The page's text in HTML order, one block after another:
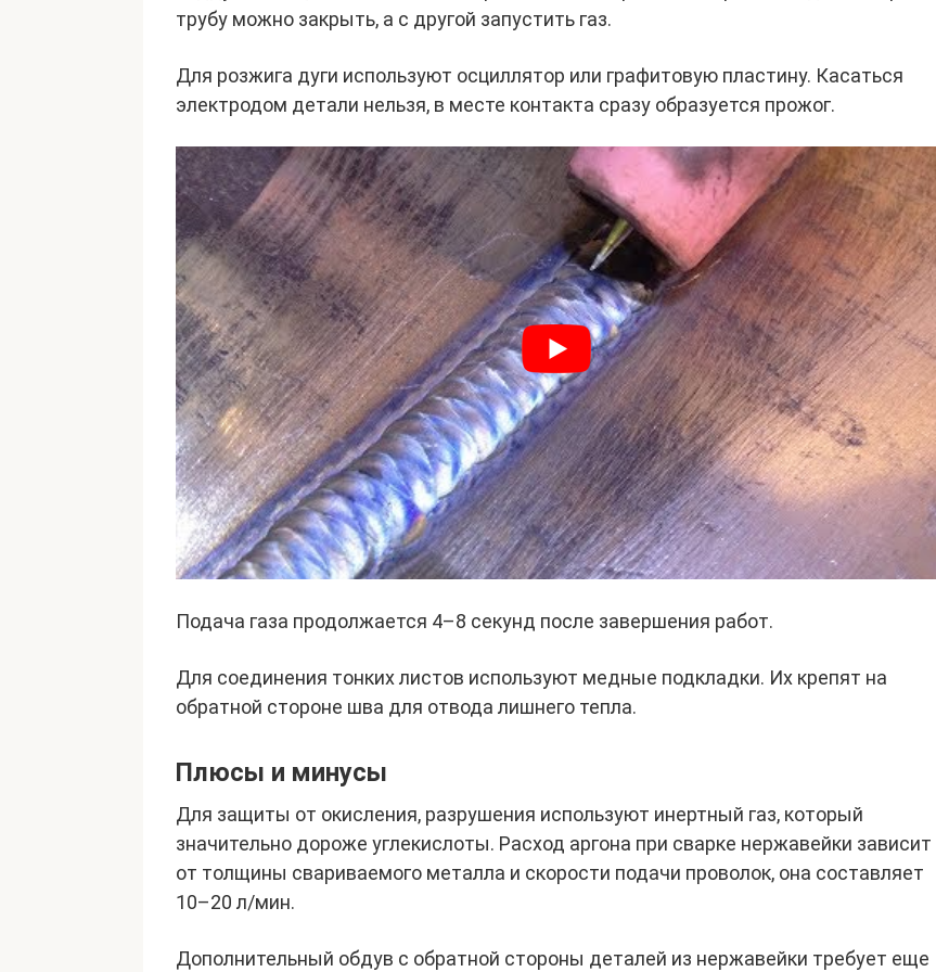
трубу можно закрыть, а с другой запустить газ.
Для розжига дуги используют осциллятор или графитовую пластину. Касаться
электродом детали нельзя, в месте контакта сразу образуется прожог.
Подача газа продолжается 4–8 секунд после завершения работ.
Для соединения тонких листов используют медные подкладки. Их крепят на
обратной стороне шва для отвода лишнего тепла.
Плюсы и минусы
Для защиты от окисления, разрушения используют инертный газ, который
значительно дороже углекислоты. Расход аргона при сварке нержавейки зависит
от толщины свариваемого металла и скорости подачи проволок, она составляет
10–20 л/мин.
Дополнительный обдув с обратной стороны деталей из нержавейки требует еще